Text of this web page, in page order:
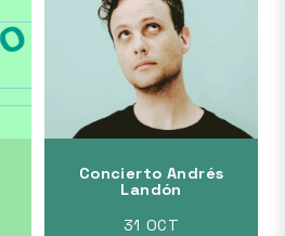
Concierto Andrés
Landón
31 OCT